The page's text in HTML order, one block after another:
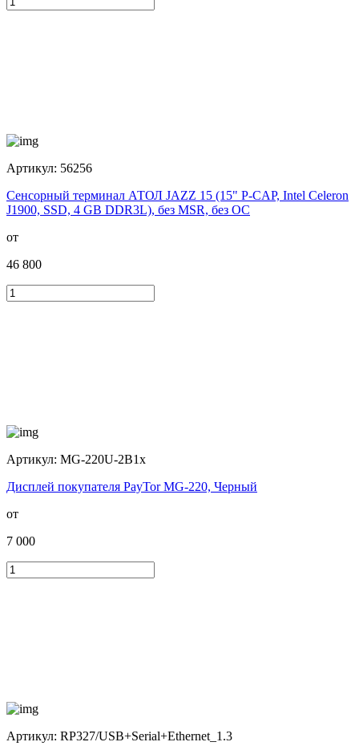
Артикул: 56256
Сенсорный терминал АТОЛ JAZZ 15 (15" P-CAP, Intel Celeron
J1900, SSD, 4 GB DDR3L), без MSR, без ОС
от
46 800
Артикул: MG-220U-2B1x
Дисплей покупателя PayTor MG-220, Черный
от
7 000
Артикул: RP327/USB+Serial+Ethernet_1.3